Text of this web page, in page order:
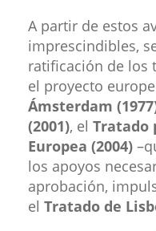
A partir de estos
imprescindibles,
ratificación de los
el proyecto
Ámsterdam
(2001), el Tratado
Europea (2004)
los apoyos
aprobación,
el Tratado de